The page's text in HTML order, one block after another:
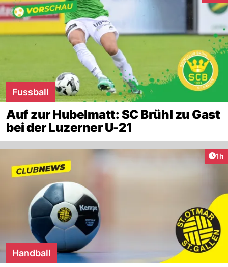
Fussball
Auf zur Hubelmatt: SC Brühl zu Gast
bei der Luzerner U-21
1h
Handball